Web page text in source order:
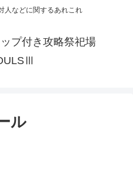
人などに関するあれこれ
プ付き攻略祭祀場
ル